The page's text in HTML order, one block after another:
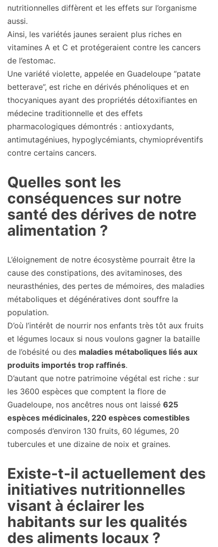
nutritionnelles diffèrent et les effets sur l’organisme
aussi.
Ainsi, les variétés jaunes seraient plus riches en
vitamines A et C et protégeraient contre les cancers
de l’estomac.
Une variété violette, appelée en Guadeloupe “patate
betterave”, est riche en dérivés phénoliques et en
thocyaniques ayant des propriétés détoxifiantes en
médecine traditionnelle et des effets
pharmacologiques démontrés : antioxydants,
antimutagéniues, hypoglycémiants, chymiopréventifs
contre certains cancers.
Quelles sont les
conséquences sur notre
santé des dérives de notre
alimentation ?
L’éloignement de notre écosystème pourrait être la
cause des constipations, des avitaminoses, des
neurasthénies, des pertes de mémoires, des maladies
métaboliques et dégénératives dont souffre la
population.
D’où l’intérêt de nourrir nos enfants très tôt aux fruits
et légumes locaux si nous voulons gagner la bataille
de l’obésité ou des maladies métaboliques liés aux
produits importés trop raffinés.
D’autant que notre patrimoine végétal est riche : sur
les 3600 espèces que comptent la flore de
Guadeloupe, nos ancêtres nous ont laissé 625
espèces médicinales, 220 espèces comestibles
composés d’environ 130 fruits, 60 légumes, 20
tubercules et une dizaine de noix et graines.
Existe-t-il actuellement des
initiatives nutritionnelles
visant à éclairer les
habitants sur les qualités
des aliments locaux ?